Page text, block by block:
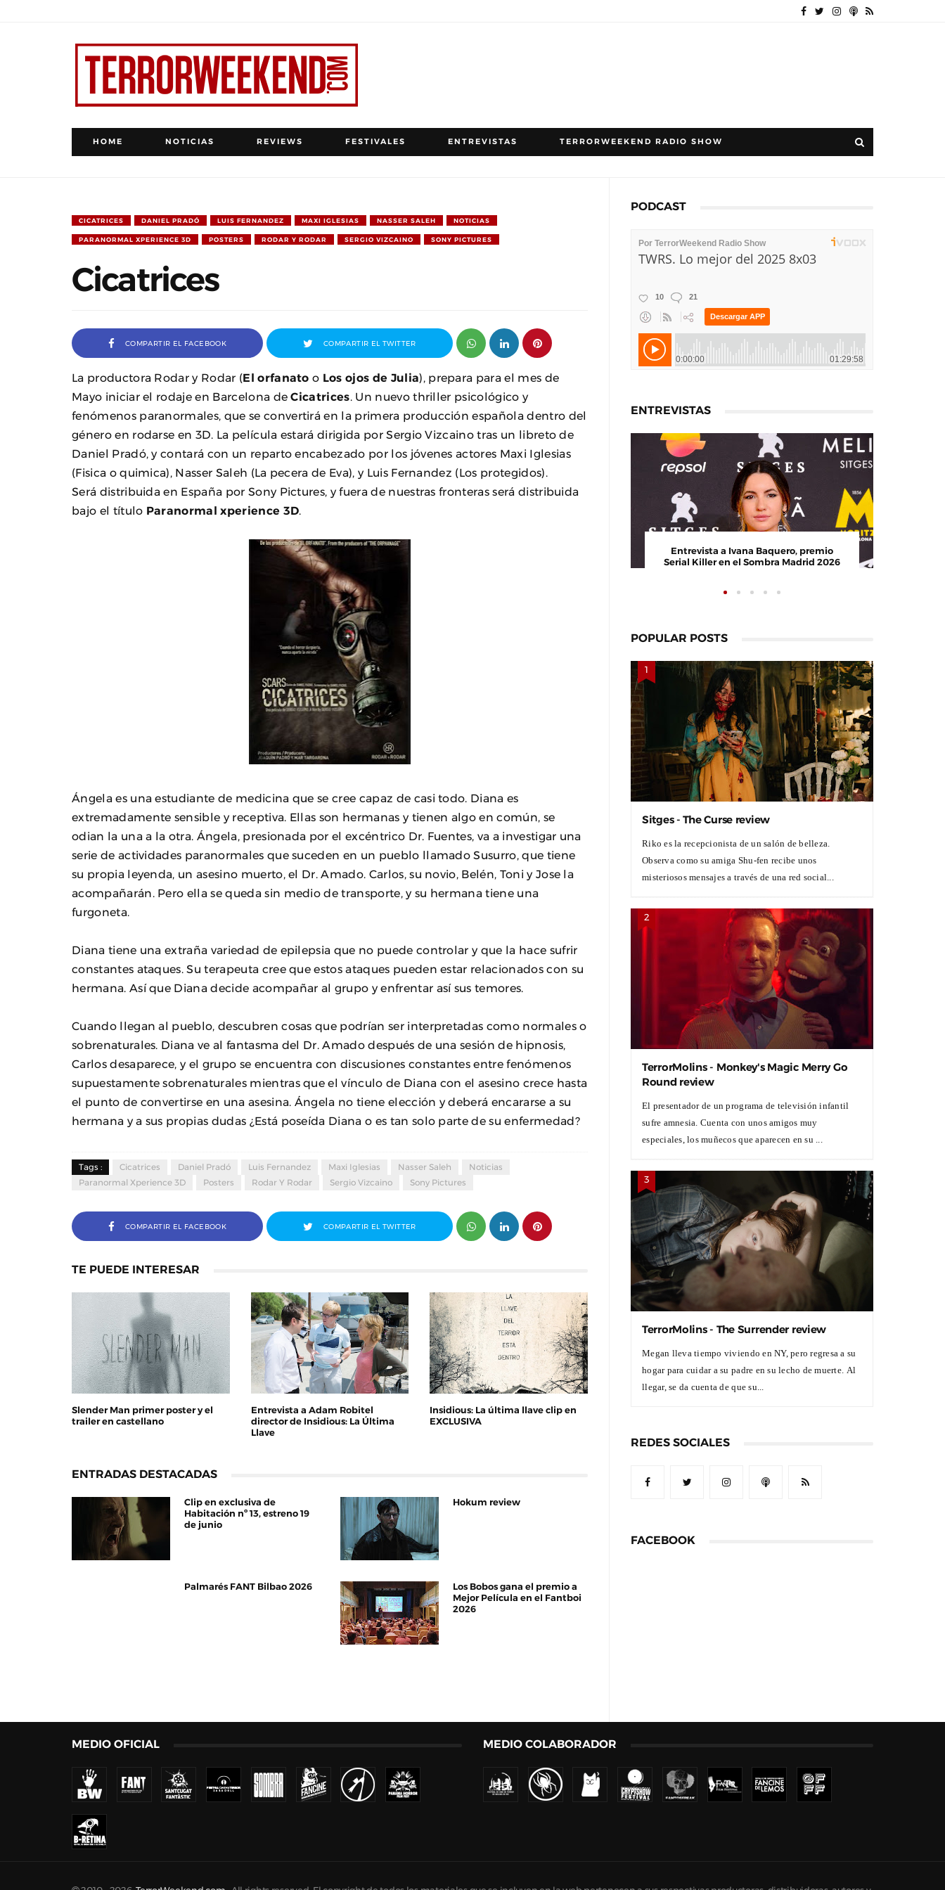
HOME NOTICIAS REVIEWS FESTIVALES ENTREVISTAS TERRORWEEKEND RADIO SHOW
CICATRICES DANIEL PRADÓ LUIS FERNANDEZ MAXI IGLESIAS NASSER SALEH NOTICIAS
PARANORMAL XPERIENCE 3D POSTERS RODAR Y RODAR SERGIO VIZCAINO SONY PICTURES
Cicatrices
COMPARTIR EL FACEBOOK COMPARTIR EL TWITTER
La productora Rodar y Rodar (El orfanato o Los ojos de Julia), prepara para el mes de
Mayo iniciar el rodaje en Barcelona deCicatrices . Un nuevo thriller psicológico y
fenómenos paranormales, que se convertirá en la primera producción española dentro del
género en rodarse en 3D. La película estará dirigida por Sergio Vizcaino tras un libreto de
Daniel Pradó, y contará con un reparto encabezado por los jóvenes actores Maxi Iglesias
(Fisica o quimica), Nasser Saleh (La pecera de Eva), y Luis Fernandez (Los protegidos).
Será distribuida en España por Sony Pictures, y fuera de nuestras fronteras será distribuida
bajo el título Paranormal xperience 3D
Ángela es una estudiante de medicina que se cree capaz de casi todo. Diana es
extremadamente sensible y receptiva. Ellas son hermanas y tienen algo en común, se
odian la una a la otra. Ángela, presionada por el excéntrico Dr. Fuentes, va a investigar una
serie de actividades paranormales que suceden en un pueblo llamado Susurro, que tiene
su propia leyenda, un asesino muerto, el Dr. Amado. Carlos, su novio, Belén, Toni y Jose la
acompañarán. Pero ella se queda sin medio de transporte, y su hermana tiene una
furgoneta.
Diana tiene una extraña variedad de epilepsia que no puede controlar y que la hace sufrir
constantes ataques. Su terapeuta cree que estos ataques pueden estar relacionados con su
hermana. Así que Diana decide acompañar al grupo y enfrentar así sus temores.
Cuando llegan al pueblo, descubren cosas que podrían ser interpretadas como normales o
sobrenaturales. Diana ve al fantasma del Dr. Amado después de una sesión de hipnosis,
Carlos desaparece, y el grupo se encuentra con discusiones constantes entre fenómenos
supuestamente sobrenaturales mientras que el vínculo de Diana con el asesino crece hasta
el punto de convertirse en una asesina. Ángela no tiene elección y deberá encararse a su
hermana y a sus propias dudas ¿Está poseída Diana o es tan solo parte de su enfermedad?
Tags : Cicatrices Daniel Pradó Luis Fernandez Maxi Iglesias Nasser Saleh
Noticias
Paranormal Xperience 3D
Posters Rodar Y Rodar Sergio Vizcaino Sony Pictures
COMPARTIR EL FACEBOOK COMPARTIR EL TWITTER
TE PUEDE INTERESAR
Slender Man primer poster y el
trailer en castellano
Entrevista a Adam Robitel
director de Insidious: La Última
Llave
Insidious: La última llave clip en
EXCLUSIVA
ENTRADAS DESTACADAS
Clip en exclusiva de
Habitación nº 13, estreno 19
de junio
Hokum review
Palmarés FANT Bilbao 2026
Los Bobos gana el premio a
Mejor Película en el Fantboi
2026
PODCAST
ENTREVISTAS
Entrevista a Ivana Baquero, premio
Serial Killer en el Sombra Madrid
Entrevista a Álvaro Pita, director del
cortometraje Ortega
Entrevista a Jordi Arencón y Pablo J.
Cosco, codirectores de Amigo Invisible
POPULAR POSTS
Sitges - The Curse review
Riko es la recepcionista de un salón de belleza.
Observa como su amiga Shu-fen recibe unos
misteriosos mensajes a través de una red social...
TerrorMolins - Monkey's Magic Merry Go
Round review
El presentador de un programa de televisión infantil
sufre amnesia. Cuenta con unos amigos muy
especiales, los muñecos que aparecen en su ...
TerrorMolins - The Surrender review
Megan lleva tiempo viviendo en NY, pero regresa a su
hogar para cuidar a su padre en su lecho de muerte. Al
llegar, se da cuenta de que su...
REDES SOCIALES
FACEBOOK
MEDIO OFICIAL MEDIO COLABORADOR